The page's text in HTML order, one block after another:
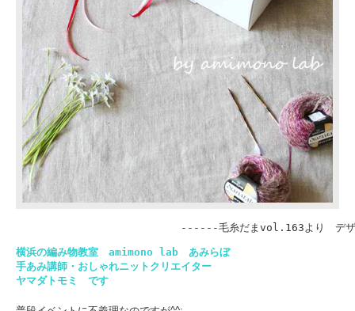
------毛糸だまvol.163より　デザイン/イザ
横浜の編み物教室　amimono lab　あみらぼ
手あみ講師・おしゃれニットクリエイター
ヤマダトモミ　です